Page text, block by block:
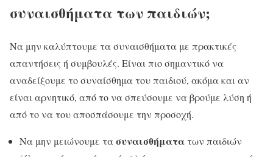
συναισθήματα των παιδιών;
Να μην καλύπτουμε τα συναισθήματα με πρακτικές
απαντήσεις ή συμβουλές. Είναι πιο σημαντικό να
αναδείξουμε το συναίσθημα του παιδιού, ακόμα και αν
είναι αρνητικό, από το να σπεύσουμε να βρούμε λύση ή
από το να του αποσπάσουμε την προσοχή.
Να μην μειώνουμε τασυναισθήματατων παιδιών